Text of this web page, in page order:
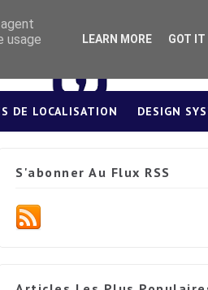
DE LOCALISATION DESIGN
S'abonner Au Flux RSS
usage
LEARN MORE GOT IT